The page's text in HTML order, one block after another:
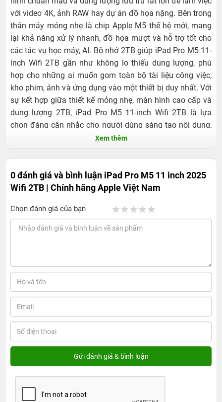
với video 4K, ảnh RAW hay dự án đồ họa nặng. Bên trong
thân máy mỏng nhẹ là chip Apple M5 thế hệ mới, mang
lại khả năng xử lý nhanh, đồ họa mượt và hỗ trợ tốt cho
các tác vụ học máy, AI. Bộ nhớ 2TB giúp iPad Pro M5 11-
inch Wifi 2TB gần như không lo thiếu dung lượng, phù
hợp cho những ai muốn gom toàn bộ tài liệu công việc,
kho phim, ảnh và ứng dụng vào một thiết bị duy nhất. Với
sự kết hợp giữa thiết kế mỏng nhẹ, màn hình cao cấp và
dung lượng 2TB, iPad Pro M5 11-inch Wifi 2TB là lựa
chọn đáng cân nhắc cho người dùng sáng tạo nội dung,
doanh nhân hoặc bất kỳ ai cần một thiết bị di động mạnh
iPad Pro M5 11-inch Wifi 2TB: Cấu hình cực
lớn, hiệu năng mạnh cho mọi nhu cầu chuyên
Xem thêm
0 đánh giá và bình luận iPad Pro M5 11 inch 2025
Wifi 2TB | Chính hãng Apple Việt Nam
Chọn đánh giá của bạn